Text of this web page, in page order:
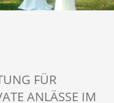
FÜR
ANLÄSSE IM